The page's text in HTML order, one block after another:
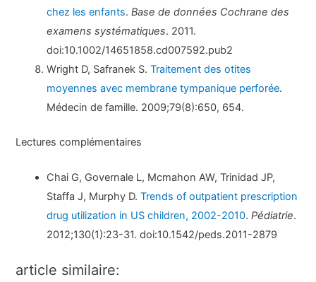
chez les enfants.Base de données Cochrane des
examens systématiques. 2011.
doi:10.1002/14651858.cd007592.pub2
Wright D, Safranek S.Traitement des otites
moyennes avec membrane tympanique perforée.
Médecin de famille. 2009;79(8):650, 654.
Lectures complémentaires
Chai G, Governale L, Mcmahon AW, Trinidad JP,
Staffa J, Murphy D.Trends of outpatient prescription
drug utilization in US children, 2002-2010.Pédiatrie.
2012;130(1):23-31. doi:10.1542/peds.2011-2879
article similaire: